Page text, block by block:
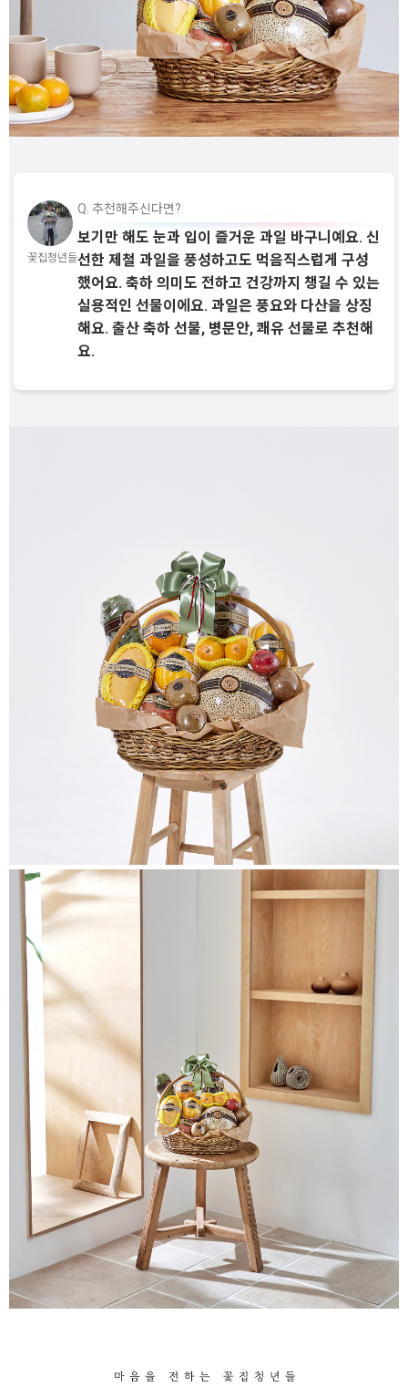
꽃집청년들
Q. 추천해주신다면?
보기만 해도 눈과 입이 즐거운 과일 바구니예요. 신
선한 제철 과일을 풍성하고도 먹음직스럽게 구성
했어요. 축하 의미도 전하고 건강까지 챙길 수 있는
실용적인 선물이에요. 과일은 풍요와 다산을 상징
해요. 출산 축하 선물, 병문안, 쾌유 선물로 추천해
요.